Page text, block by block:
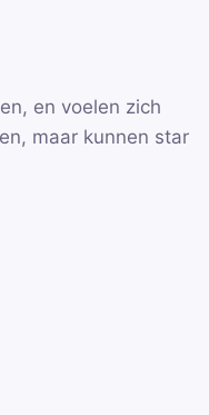
en voelen zich
maar kunnen star